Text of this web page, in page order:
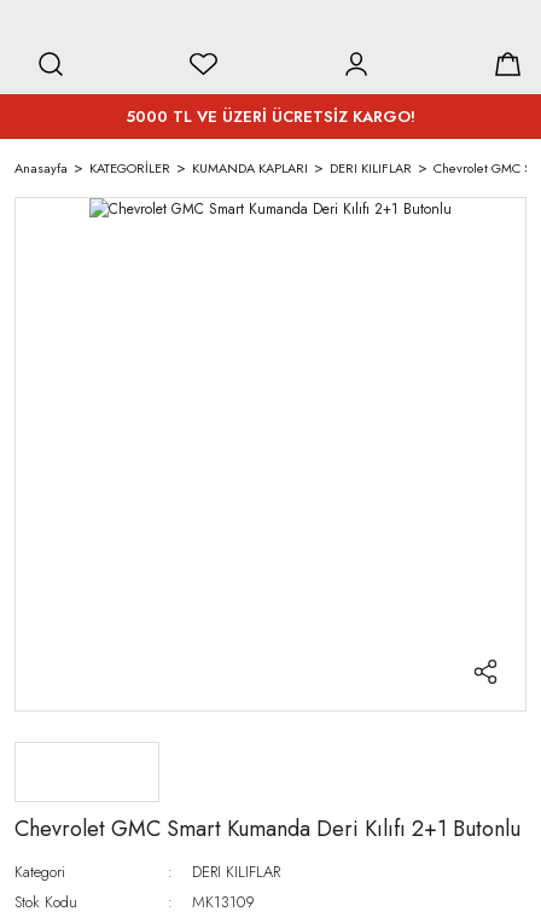
5000 TL VE ÜZERİ ÜCRETSİZ KARGO!
Anasayfa KATEGORİLER KUMANDA KAPLARI DERI KILIFLAR Chevrolet GMC
Chevrolet GMC Smart Kumanda Deri Kılıfı 2+1 Butonlu
Kategori
DERI KILIFLAR
Stok Kodu
MK13109